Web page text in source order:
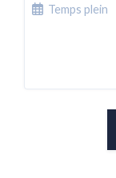
Temps plein